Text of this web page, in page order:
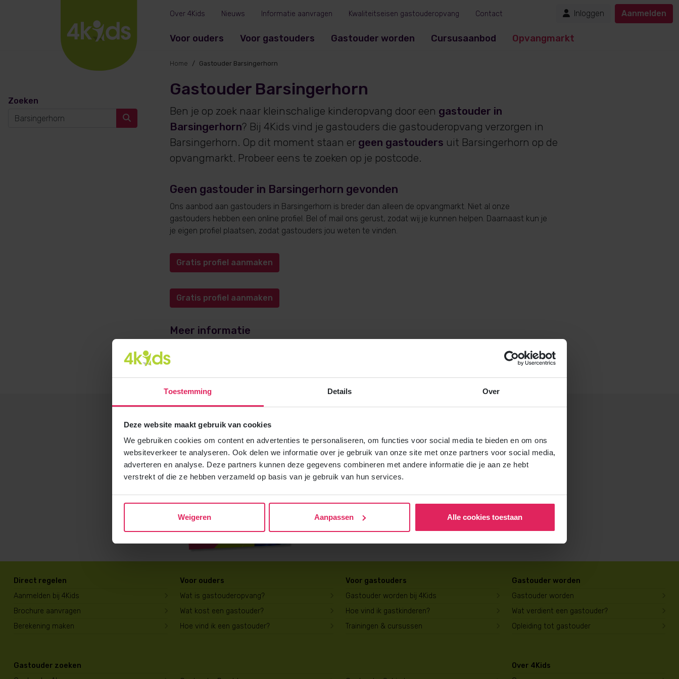
Toestemming Details Over
Deze website maakt gebruik van cookies
We gebruiken cookies om content en advertenties te personaliseren, om functies voor social media te bieden en om ons
websiteverkeer te analyseren. Ook delen we informatie over je gebruik van onze site met onze partners voor social media,
adverteren en analyse. Deze partners kunnen deze gegevens combineren met andere informatie die je aan ze hebt
verstrekt of die ze hebben verzameld op basis van je gebruik van hun services.
Weigeren Aanpassen Alle cookies toestaan
Voor ouders Voor gastouders Gastouder worden Cursusaanbod Opvangmarkt
Over 4Kids Nieuws Informatie aanvragen Kwaliteitseisen gastouderopvang Contact Inloggen Aanmelden
Zoeken
Home Gastouder Barsingerhorn
Gastouder Barsingerhorn
Ben je op zoek naar kleinschalige kinderopvang door een gastouder in
Barsingerhorn? Bij 4Kids vind je gastouders die gastouderopvang verzorgen in
Barsingerhorn. Op dit moment staan er geen gastouders uit Barsingerhorn op de
opvangmarkt. Probeer eens te zoeken op je postcode.
Geen gastouder in Barsingerhorn gevonden
Ons aanbod aan gastouders in Barsingerhorn is breder dan alleen de opvangmarkt. Niet al onze
gastouders hebben een online profiel. Bel of mail ons gerust, zodat wij je kunnen helpen. Daarnaast kun je
je eigen profiel plaatsen, zodat gastouders jou weten te vinden.
Gratis profiel aanmaken
Gratis profiel aanmaken
Meer informatie
opvangadvies@4kids.nl
Meer weten over gastouderopvang via gastouderbureau 4Kids?
Vraag gratis en vrijblijvend de 4Kids brochure voor ouders aan en
ontvang het direct in je mailbox.
Brochure aanvragen
Direct regelen
Aanmelden bij 4Kids
Brochure aanvragen
Berekening maken
Voor ouders
Wat is gastouderopvang?
Wat kost een gastouder?
Hoe vind ik een gastouder?
Voor gastouders
Gastouder worden bij 4Kids
Hoe vind ik gastkinderen?
Trainingen & cursussen
Gastouder worden
Gastouder worden
Wat verdient een gastouder?
Opleiding tot gastouder
Gastouder zoeken
Over 4Kids